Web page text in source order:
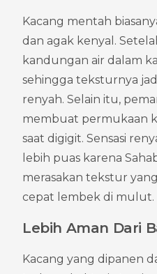
Kacang mentah
dan agak kenyal.
kandungan air dalam
sehingga teksturnya
renyah. Selain itu,
membuat permukaan
saat digigit. Sensasi
lebih puas karena
merasakan tekstur
cepat lembek di mulut.
Lebih Aman Dari
Kacang yang dipanen